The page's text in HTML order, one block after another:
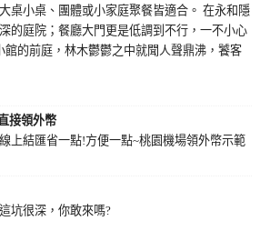
桌小桌、團體或小家庭聚餐皆適合。 在永和隱
的庭院；餐廳大門更是低調到不行，一不小心
館的前庭，林木鬱鬱之中就聞人聲鼎沸，饕客
接領外幣
上結匯省一點!方便一點~桃園機場領外幣示範
坑很深，你敢來嗎?